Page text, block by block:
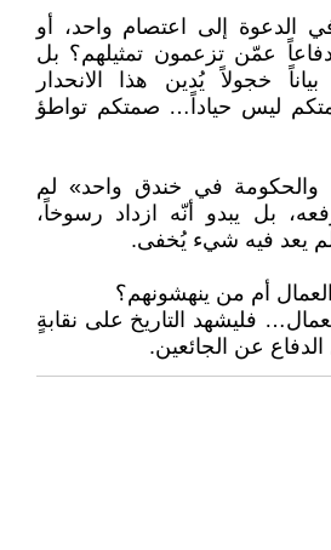
الدعوة إلى اعتصام واحد، أو
عمّن تزعمون تمثيلهم؟ بل
خجولاً يُدين هذا الانحدار
ليس حياداً… صمتكم تواطؤ
والحكومة في خندق واحد» لم
بل يبدو أنّه ازداد رسوخاً،
يعد فيه شيء يُخفى.
أم من ينهشونهم؟
فليشهد التاريخ على نقابةٍ
عن الجائعين.